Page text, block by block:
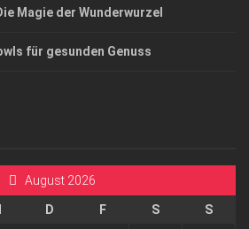
Magie der Wunderwurzel
für gesunden Genuss
August 2026
D F S
S